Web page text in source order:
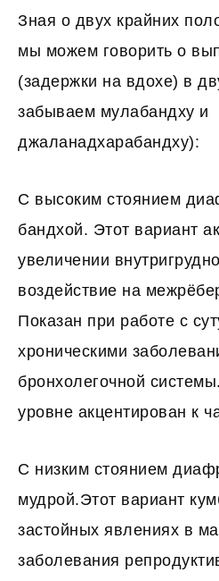
Зная о двух крайних
мы можем говорить о
(задержки на вдохе) в
забываем мулабандху и
джаланадхарабандху):
С высоким стоянием
бандхой. Этот вариант
увеличении
воздействие на
Показан при работе с
хроническими
бронхолегочной
уровне акцентирован к
С низким стоянием
мудрой.Этот вариант
застойных явлениях в
заболевания